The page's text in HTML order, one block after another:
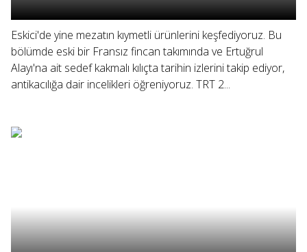
Eskici'de yine mezatın kıymetli ürünlerini keşfediyoruz. Bu
bölümde eski bir Fransız fincan takımında ve Ertuğrul
Alayı'na ait sedef kakmalı kılıçta tarihin izlerini takip ediyor,
antikacılığa dair incelikleri öğreniyoruz. TRT 2...